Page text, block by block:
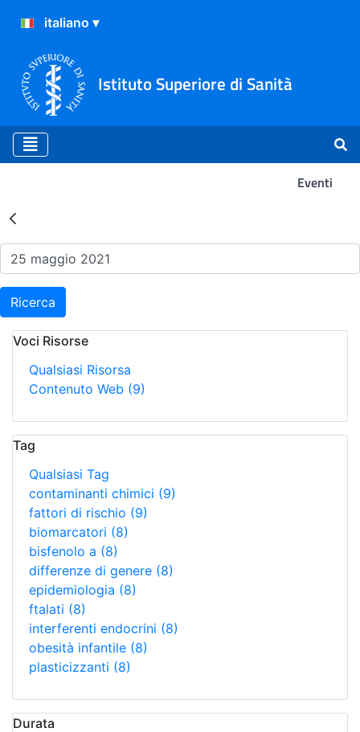
Istituto Superiore di Sanità
Eventi
Risultati della Ricerca -
Ricerca
Voci Risorse
Qualsiasi Risorsa
Contenuto Web (9)
Tag
Qualsiasi Tag
contaminanti chimici (9)
fattori di rischio (9)
biomarcatori (8)
bisfenolo a (8)
differenze di genere (8)
epidemiologia (8)
ftalati (8)
interferenti endocrini (8)
obesità infantile (8)
plasticizzanti (8)
Durata